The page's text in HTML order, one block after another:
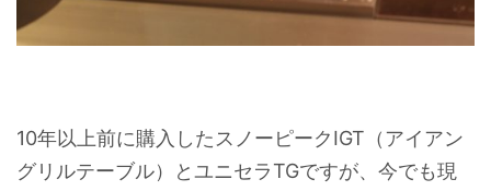
10年以上前に購入したスノーピークIGT（アイアン
グリルテーブル）とユニセラTGですが、今でも現